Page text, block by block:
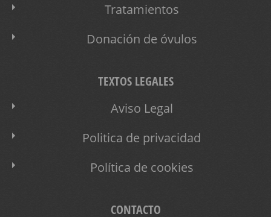
Tratamientos
Donación de óvulos
TEXTOS LEGALES
Aviso Legal
Politica de privacidad
Política de cookies
CONTACTO